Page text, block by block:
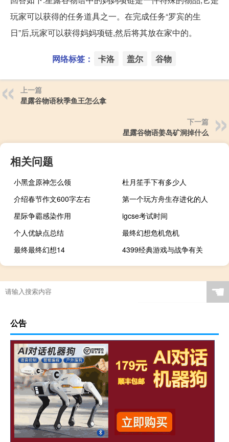
玩家可以获得的任务道具之一。在完成任务“罗宾的生
日”后,玩家可以获得妈妈项链,然后将其放在家中的。
网络标签： 卡洛 盖尔 谷物
上一篇
星露谷物语秋季鱼王怎么拿
下一篇
星露谷物语姜岛矿洞掉什么
相关问题
小黑盒原神怎么领
杜月笙手下有多少人
介绍春节作文600字左右
第一个玩方舟生存进化的人
星际争霸感染作用
igcse考试时间
个人优缺点总结
最终幻想危机危机
最终最终幻想14
4399经典游戏与战争有关
☚
公告